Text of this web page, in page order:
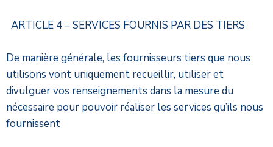
ARTICLE 4 – SERVICES FOURNIS PAR DES TIERS
De manière générale, les fournisseurs tiers que nous
utilisons vont uniquement recueillir, utiliser et
divulguer vos renseignements dans la mesure du
nécessaire pour pouvoir réaliser les services qu’ils nous
fournissent